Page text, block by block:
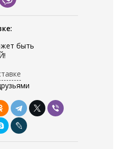
быть